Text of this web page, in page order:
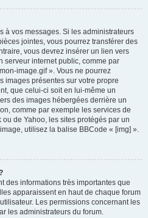
à vos messages. Si les administrateurs
jointes, vous pourrez transférer des
vous devrez insérer un lien vers
serveur internet public, comme par
image.gif ». Vous ne pourrez
images présentes sur votre propre
que celui-ci soit en lui-même un
des images hébergées derrière un
comme par exemple les services de
de Yahoo, les sites protégés par un
utilisez la balise BBCode « [img] ».
des informations très importantes que
apparaissent en haut de chaque forum
Les permissions concernant les
les administrateurs du forum.